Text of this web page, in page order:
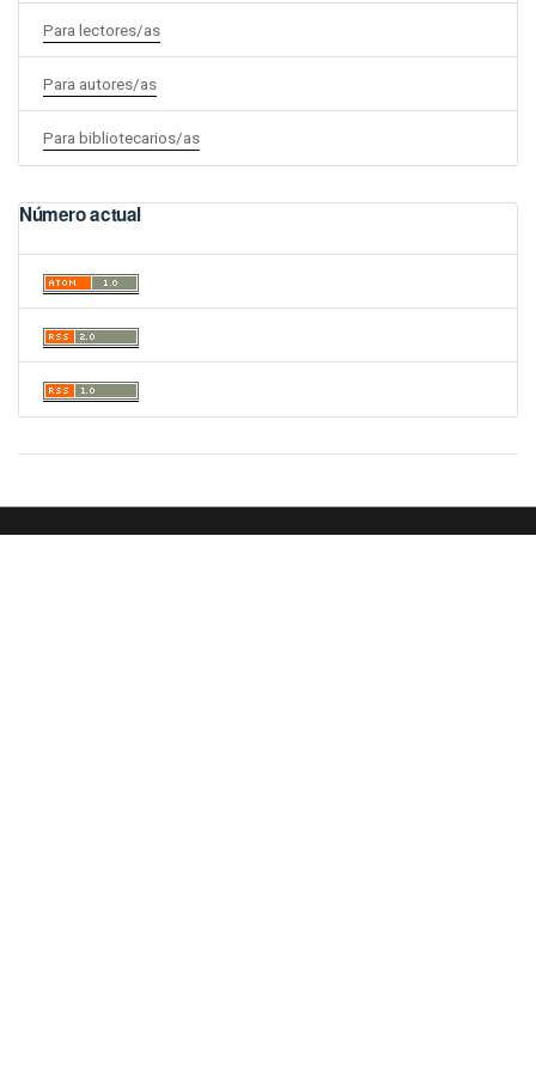
Para lectores/as
Para autores/as
Para bibliotecarios/as
Número actual